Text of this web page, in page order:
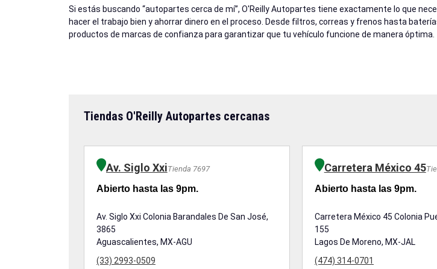
Si estás buscando “autopartes cerca de mí”, O'Reilly Autopartes tiene exactamente lo que
hacer el trabajo bien y ahorrar dinero en el proceso. Desde filtros, correas y frenos hasta
productos de marcas de confianza para garantizar que tu vehículo funcione de manera óptima.
Tiendas O'Reilly Autopartes cercanas
Av. Siglo XxiTienda 7697
Abierto hasta las 9pm.
Av. Siglo Xxi Colonia Barandales De San José,
3865
Aguascalientes, MX-AGU
(33) 2993-0509
Carretera México 45
Abierto hasta las 9pm.
Carretera México 45 Colonia
155
Lagos De Moreno, MX-JAL
(474) 314-0701